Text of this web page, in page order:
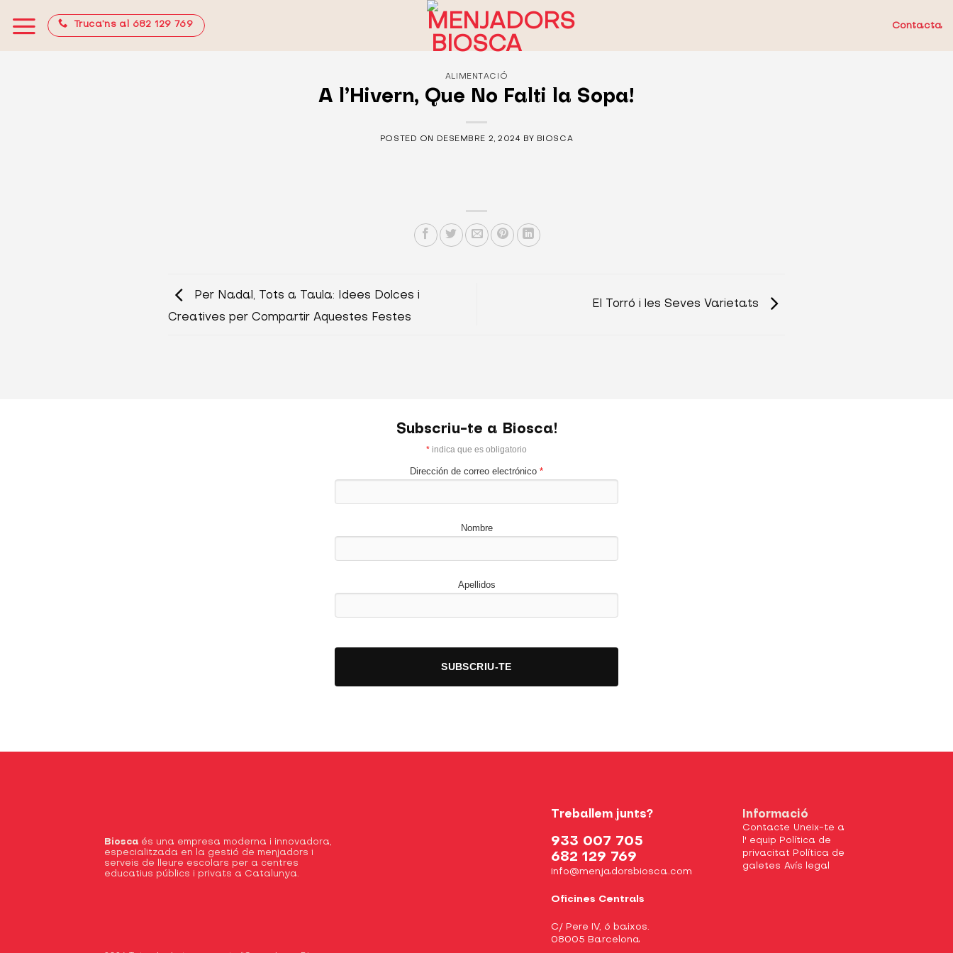
Truca’ns al 682 129 769 Contacta
ALIMENTACIÓ
A l’Hivern, Que No Falti la Sopa!
POSTED ON DESEMBRE 2, 2024 BY BIOSCA
Per Nadal, Tots a Taula: Idees Dolces i
Creatives per Compartir Aquestes Festes
El Torró i les Seves Varietats
Subscriu-te a Biosca!
* indica que es obligatorio
Dirección de correo electrónico *
Nombre
Apellidos
Biosca és una empresa moderna i innovadora,
especialitzada en la gestió de menjadors i
serveis de lleure escolars per a centres
educatius públics i privats a Catalunya.
Treballem junts?
933 007 705
682 129 769
info@menjadorsbiosca.com
Oficines Centrals
C/ Pere IV, 6 baixos.
08005 Barcelona
Informació
Contacte Uneix-te a
l' equip Política de
privacitat Política de
galetes Avís legal